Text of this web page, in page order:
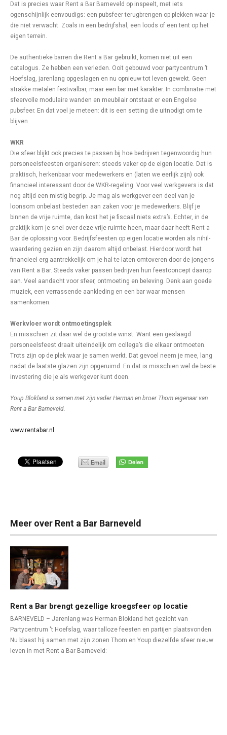
Dat is precies waar Rent a Bar Barneveld op inspeelt, met iets
ogenschijnlijk eenvoudigs: een pubsfeer terugbrengen op plekken waar je
die niet verwacht. Zoals in een bedrijfshal, een loods of een tent op het
eigen terrein.
De authentieke barren die Rent a Bar gebruikt, komen niet uit een
catalogus. Ze hebben een verleden. Ooit gebouwd voor partycentrum ’t
Hoefslag, jarenlang opgeslagen en nu opnieuw tot leven gewekt. Geen
strakke metalen festivalbar, maar een bar met karakter. In combinatie met
sfeervolle modulaire wanden en meubilair ontstaat er een Engelse
pubsfeer. En dat voel je meteen: dit is een setting die uitnodigt om te
blijven.
WKR
Die sfeer blijkt ook precies te passen bij hoe bedrijven tegenwoordig hun
personeelsfeesten organiseren: steeds vaker op de eigen locatie. Dat is
praktisch, herkenbaar voor medewerkers en (laten we eerlijk zijn) ook
financieel interessant door de WKR-regeling. Voor veel werkgevers is dat
nog altijd een mistig begrip. Je mag als werkgever een deel van je
loonsom onbelast besteden aan zaken voor je medewerkers. Blijf je
binnen de vrije ruimte, dan kost het je fiscaal niets extra’s. Echter, in de
praktijk kom je snel over deze vrije ruimte heen, maar daar heeft Rent a
Bar de oplossing voor. Bedrijfsfeesten op eigen locatie worden als nihil-
waardering gezien en zijn daarom altijd onbelast. Hierdoor wordt het
financieel erg aantrekkelijk om je hal te laten omtoveren door de jongens
van Rent a Bar. Steeds vaker passen bedrijven hun feestconcept daarop
aan. Veel aandacht voor sfeer, ontmoeting en beleving. Denk aan goede
muziek, een verrassende aankleding en een bar waar mensen
samenkomen.
Werkvloer wordt ontmoetingsplek
En misschien zit daar wel de grootste winst. Want een geslaagd
personeelsfeest draait uiteindelijk om collega’s die elkaar ontmoeten.
Trots zijn op de plek waar je samen werkt. Dat gevoel neem je mee, lang
nadat de laatste glazen zijn opgeruimd. En dat is misschien wel de beste
investering die je als werkgever kunt doen.
Youp Blokland is samen met zijn vader Herman en broer Thom eigenaar van
Rent a Bar Barneveld.
www.rentabar.nl
Meer over Rent a Bar Barneveld
Rent a Bar brengt gezellige kroegsfeer op locatie
BARNEVELD – Jarenlang was Herman Blokland het gezicht van
Partycentrum 't Hoefslag, waar talloze feesten en partijen plaatsvonden.
Nu blaast hij samen met zijn zonen Thom en Youp diezelfde sfeer nieuw
leven in met Rent a Bar Barneveld: